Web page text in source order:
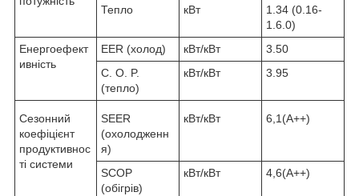
Тепло кВт
1.34 (0.16-
1.6.0)
Енергоефект
ивність
EER (холод) кВт/кВт
3.50
C. O. P.
(тепло)
кВт/кВт 3.95
Сезонний
коефіцієнт
продуктивнос
ті системи
SEER
(охолодженн
я)
кВт/кВт 6,1(А++)
SCOP
(обігрів)
кВт/кВт 4,6(А++)